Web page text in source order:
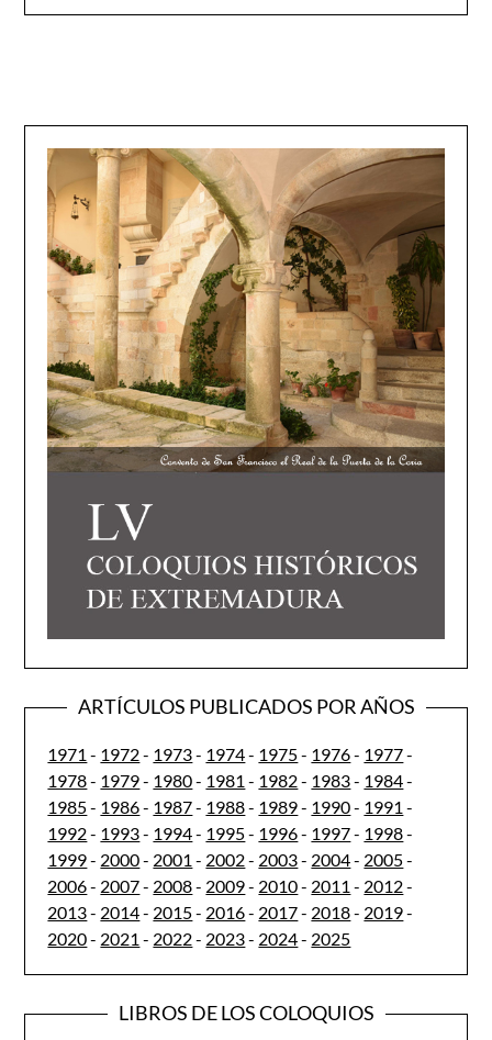
ARTÍCULOS PUBLICADOS POR AÑOS
1971 - 1972- 1973- 1974- 1975- 1976- 1977-
1978- 1979- 1980- 1981 - 1982- 1983- 1984-
1985- 1986- 1987- 1988- 1989- 1990- 1991 -
1992- 1993- 1994- 1995- 1996- 1997- 1998-
1999- 2000- 2001 - 2002- 2003- 2004- 2005-
2006- 2007- 2008- 2009- 2010- 2011 - 2012-
2013- 2014- 2015- 2016- 2017- 2018- 2019-
2020- 2021 - 2022- 2023- 2024- 2025
LIBROS DE LOS COLOQUIOS